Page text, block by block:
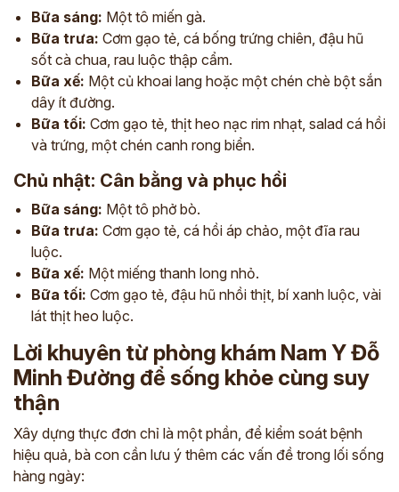
Bữa sáng: Một tô miến gà.
Bữa trưa: Cơm gạo tẻ, cá bống trứng chiên, đậu hũ
sốt cà chua, rau luộc thập cẩm.
Bữa xế: Một củ khoai lang hoặc một chén chè bột sắn
dây ít đường.
Bữa tối: Cơm gạo tẻ, thịt heo nạc rim nhạt, salad cá hồi
và trứng, một chén canh rong biển.
Chủ nhật: Cân bằng và phục hồi
Bữa sáng: Một tô phở bò.
Bữa trưa: Cơm gạo tẻ, cá hồi áp chảo, một đĩa rau
luộc.
Bữa xế: Một miếng thanh long nhỏ.
Bữa tối: Cơm gạo tẻ, đậu hũ nhồi thịt, bí xanh luộc, vài
lát thịt heo luộc.
Lời khuyên từ phòng khám Nam Y Đỗ
Minh Đường để sống khỏe cùng suy
thận
Xây dựng thực đơn chỉ là một phần, để kiểm soát bệnh
hiệu quả, bà con cần lưu ý thêm các vấn đề trong lối sống
hàng ngày: